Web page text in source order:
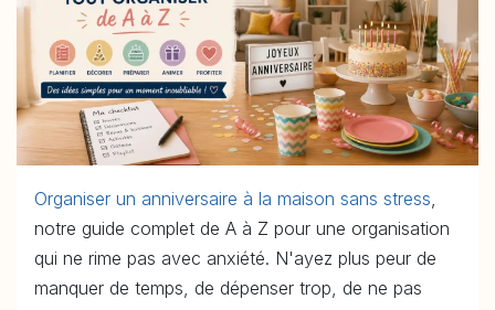
Organiser un anniversaire à la maison sans stress
notre guide complet de A à Z pour une organisation
qui ne rime pas avec anxiété. N'ayez plus peur de
manquer de temps, de dépenser trop, de ne pas